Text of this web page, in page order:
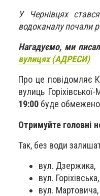
У Чернівцях
водоканалу почали
Нагадуємо, ми
вулицях (АДРЕСИ)
Про це повідомляє
вулиць
19:00 буде обмежено
Отримуйте головні
Так, без води
вул. Дзержика,
вул. Горіхівська,
вул. Мартовича,